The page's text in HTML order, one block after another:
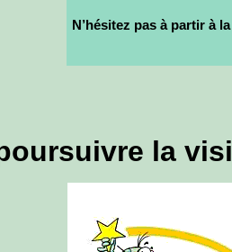
N’hésitez pas à partir à
la